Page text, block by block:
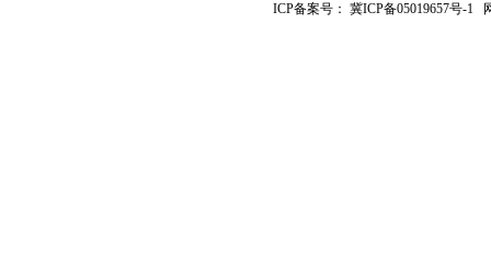
ICP备案号：冀ICP备05019657号-1